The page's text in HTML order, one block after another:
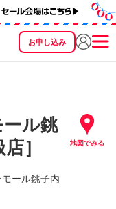
お申し込み
ル銚
］
地図でみる
ール銚子内